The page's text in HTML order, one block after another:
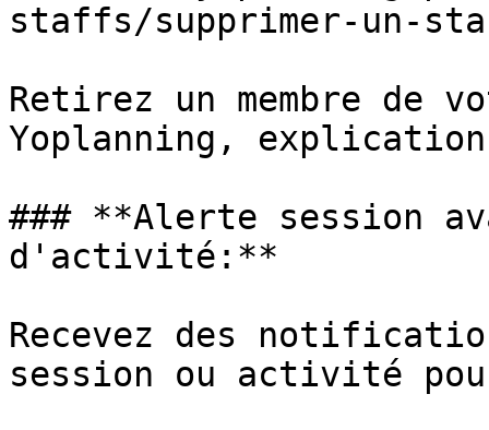
staffs/supprimer-un-
Retirez un membre de
Yoplanning,
### **Alerte session
d'activité:**
Recevez des
session ou activité